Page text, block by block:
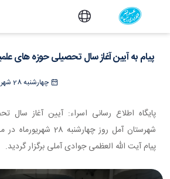
پیام به آیین آغاز سال تحصیلی
شهرستان آمل 1403 - دفتر
پیام به آیین آغاز سال تحصیلی حوزه های علمیه
چهارشنبه 28 شهریور 1403
پایگاه اطلاع رسانی اسراء: آیین آغاز سال
شهرستان آمل روز
پیام آیت الله العظمی جوادی آملی برگزار گردید.